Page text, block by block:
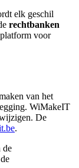
elk geschil
rechtbanken
voor
van het
WiMakeIT
De
.
de